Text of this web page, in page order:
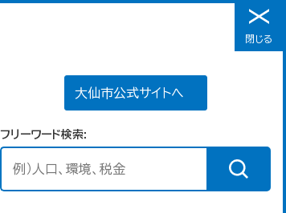
メニュー
大仙市公式サイトへ
フリーワード検索
閉じる